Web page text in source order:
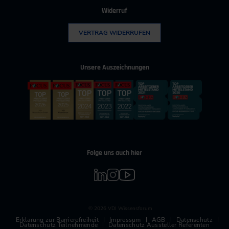
Widerruf
VERTRAG WIDERRUFEN
Unsere Auszeichnungen
Folge uns auch hier
© 2026 VDI Wissensforum
Erklärung zur Barrierefreiheit Impressum AGB Datenschutz
Datenschutz Teilnehmende Datenschutz Aussteller Referenten